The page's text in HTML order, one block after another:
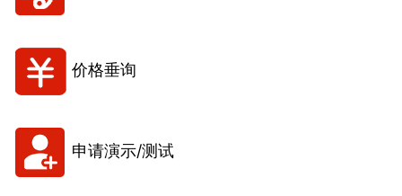
价格垂询
申请演示/测试